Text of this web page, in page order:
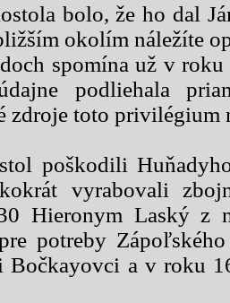
bolo, že ho dal
okolím náležíte
spomína už v roku
podliehala
zdroje toto privilégium
poškodili
vyrabovali
Hieronym Laský z
potreby
Bočkayovci a v roku